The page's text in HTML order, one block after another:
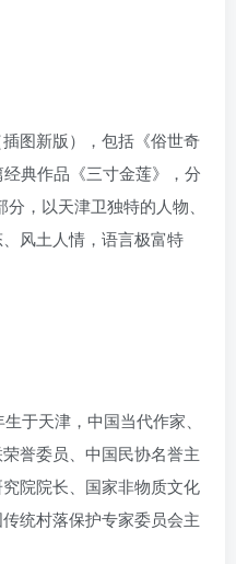
图新版），包括《俗世奇
典作品《三寸金莲》，分
分，以天津卫独特的人物、
风土人情，语言极富特
于天津，中国当代作家、
誉委员、中国民协名誉主
院院长、国家非物质文化
统村落保护专家委员会主